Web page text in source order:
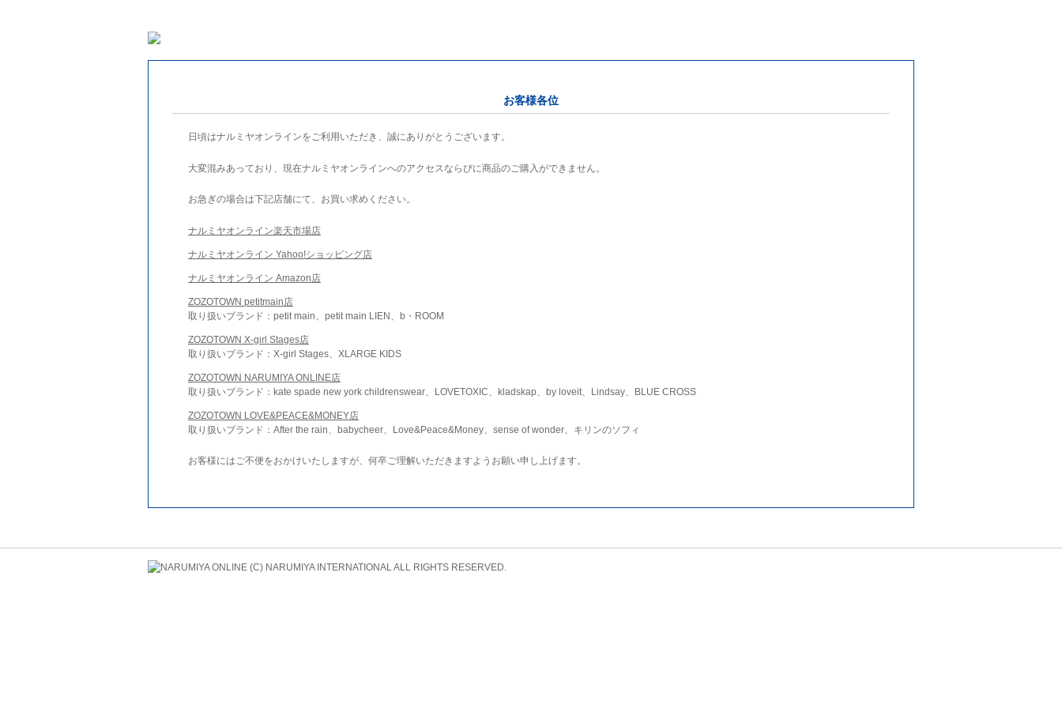
お客様各位
日頃はナルミヤオンラインをご利用いただき、誠にありがとうございます。
大変混みあっており、現在ナルミヤオンラインへのアクセスならびに商品のご購入ができません。
お急ぎの場合は下記店舗にて、お買い求めください。
ナルミヤオンライン楽天市場店
ナルミヤオンライン Yahoo!ショッピング店
ナルミヤオンライン Amazon店
ZOZOTOWN petitmain店
取り扱いブランド：petit main、petit main LIEN、b・ROOM
ZOZOTOWN X-girl Stages店
取り扱いブランド：X-girl Stages、XLARGE KIDS
ZOZOTOWN NARUMIYA ONLINE店
取り扱いブランド：kate spade new york childrenswear、LOVETOXIC、kladskap、by loveit、Lindsay、BLUE CROSS
ZOZOTOWN LOVE&PEACE&MONEY店
取り扱いブランド：After the rain、babycheer、Love&Peace&Money、sense of wonder、キリンのソフィ
お客様にはご不便をおかけいたしますが、何卒ご理解いただきますようお願い申し上げます。